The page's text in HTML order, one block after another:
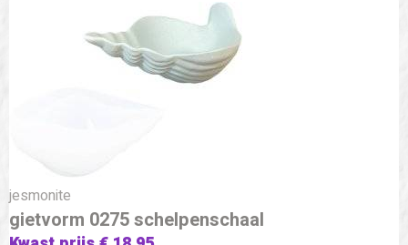
jesmonite
gietvorm 0275 schelpenschaal